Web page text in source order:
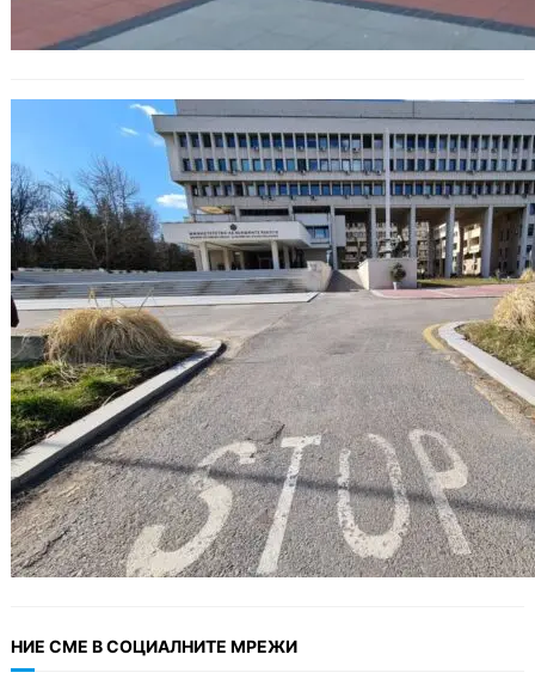
Българското МВнР обсъди
ситуациата около смъртта на
Навални с представителя на
руското посолство
НИЕ СМЕ В СОЦИАЛНИТЕ МРЕЖИ